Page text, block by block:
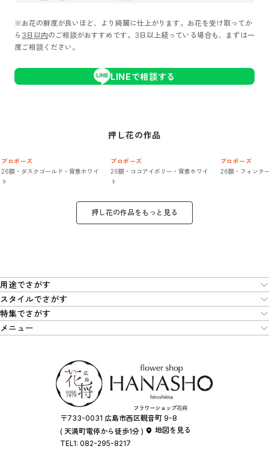
※お花の鮮度が良いほど、より綺麗に仕上がります。お花を受け取ってか
ら 3日以内のご相談がおすすめです。3日以上経っている場合も、まずは一
度ご相談ください。
LINEで相談する
押し花の作品
プロポーズ
26額・ダスクゴールド・背景ホワイ
ト
プロポーズ
26額・ココアイボリー・背景ホワイ
ト
プロポーズ
26額・フォンテ
押し花の作品をもっと見る
用途でさがす
スタイルでさがす
特集でさがす
メニュー
〒733-0031 広島市西区観音町 9-8
( 天満町電停から徒歩1分 )
地図を見る
TEL1: 082-295-8217